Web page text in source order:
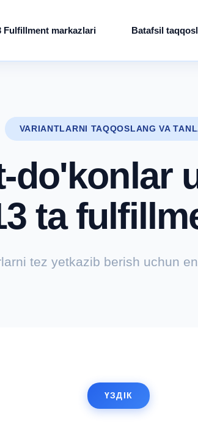
Fulfillment markazlari Batafsil
VARIANTLARNI TAQQOSLANG VA
do'konlar
ta
tez yetkazib berish uchun
ҮЗДІК